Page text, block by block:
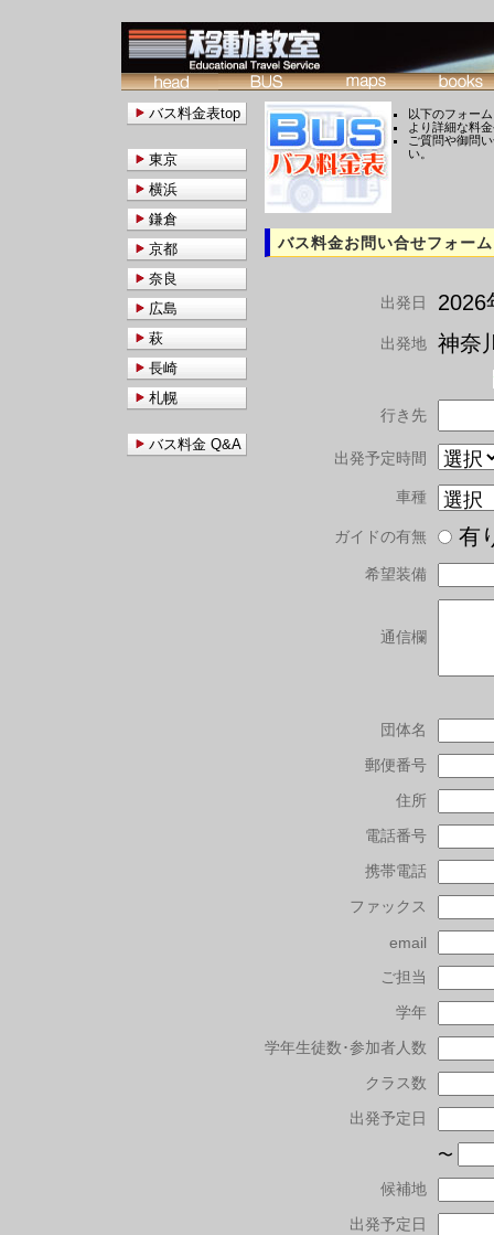
以下のフォー
より詳細な料
ご質問や御問
い。
バス料金お問い合せフォーム
出発日 2026
出発地 神奈
行き先
出発予定時間
車種
ガイドの有無
希望装備
通信欄
団体名
郵便番号
住所
電話番号
携帯電話
ファックス
email
ご担当
学年
学年生徒数･参加者人数
クラス数
出発予定日
〜
候補地
出発予定日
バス料金表top
東京
横浜
鎌倉
京都
奈良
広島
萩
長崎
札幌
バス料金 Q&A